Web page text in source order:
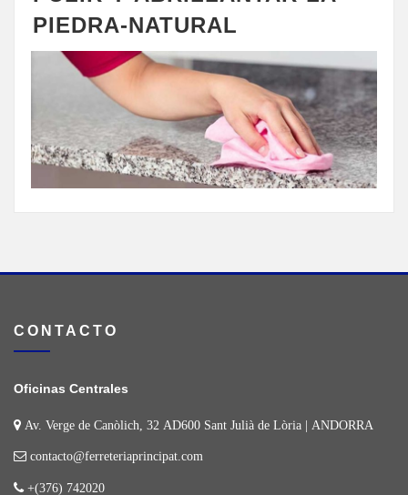
PIEDRA-NATURAL
CONTACTO
Oficinas Centrales
Av. Verge de Canòlich, 32 AD600 Sant Julià de Lòria | ANDORRA
contacto@ferreteriaprincipat.com
+(376) 742020